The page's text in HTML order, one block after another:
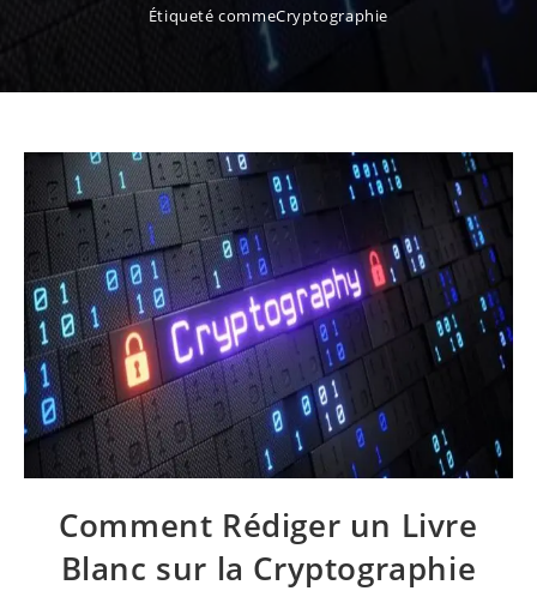
Étiqueté commeCryptographie
Comment Rédiger un Livre
Blanc sur la Cryptographie